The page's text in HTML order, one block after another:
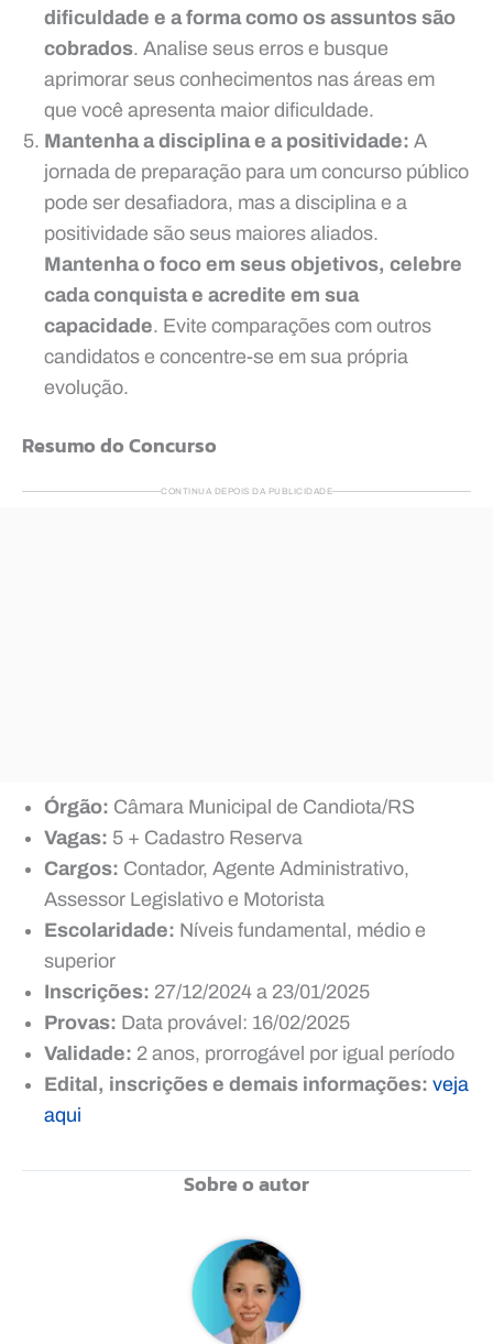
dificuldade e a forma como os assuntos são
cobrados. Analise seus erros e busque
aprimorar seus conhecimentos nas áreas em
que você apresenta maior dificuldade.
Mantenha a disciplina e a positividade: A
jornada de preparação para um concurso público
pode ser desafiadora, mas a disciplina e a
positividade são seus maiores aliados.
Mantenha o foco em seus objetivos, celebre
cada conquista e acredite em sua
capacidade. Evite comparações com outros
candidatos e concentre-se em sua própria
evolução.
Resumo do Concurso
CONTINUA DEPOIS DA PUBLICIDADE
Órgão: Câmara Municipal de Candiota/RS
Vagas: 5 + Cadastro Reserva
Cargos: Contador, Agente Administrativo,
Assessor Legislativo e Motorista
Escolaridade: Níveis fundamental, médio e
superior
Inscrições: 27/12/2024 a 23/01/2025
Provas: Data provável: 16/02/2025
Validade: 2 anos, prorrogável por igual período
Edital, inscrições e demais informações: veja
aqui
Sobre o autor